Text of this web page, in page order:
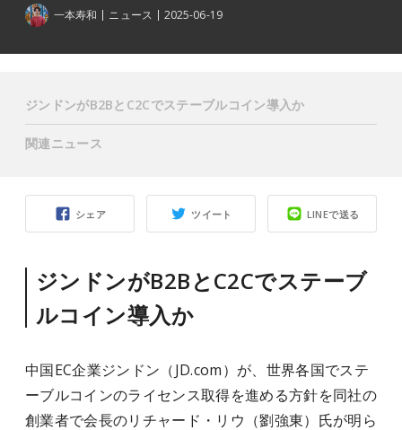
一本寿和 ニュース 2025-06-19
シェア ツイート LINEで送る
ジンドンがB2BとC2Cでステーブ
ルコイン導入か
中国EC企業ジンドン（JD.com）が、世界各国でステ
ーブルコインのライセンス取得を進める方針を同社の
創業者で会長のリチャード・リウ（劉強東）氏が明ら
ジンドンがB2BとC2Cでステーブルコイン導入か
関連ニュース